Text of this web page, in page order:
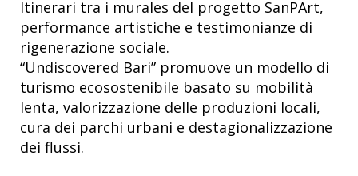
Itinerari tra i murales del progetto SanPArt,
performance artistiche e testimonianze di
rigenerazione sociale.
“Undiscovered Bari” promuove un modello di
turismo ecosostenibile basato su mobilità
lenta, valorizzazione delle produzioni locali,
cura dei parchi urbani e destagionalizzazione
dei flussi.